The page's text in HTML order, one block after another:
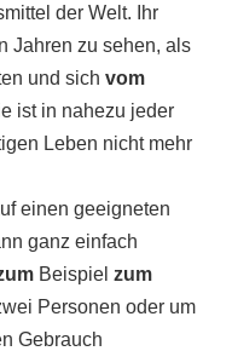
der Welt. Ihr
Jahren zu sehen, als
und sich vom
ist in nahezu jeder
Leben nicht mehr
einen geeigneten
ganz einfach
Beispiel zum
Personen oder um
Gebrauch